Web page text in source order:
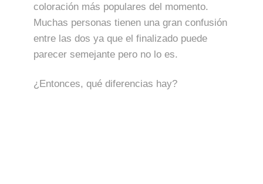
coloración más populares del momento.
Muchas personas tienen una gran confusión
entre las dos ya que el finalizado puede
parecer semejante pero no lo es.
¿Entonces, qué diferencias hay?